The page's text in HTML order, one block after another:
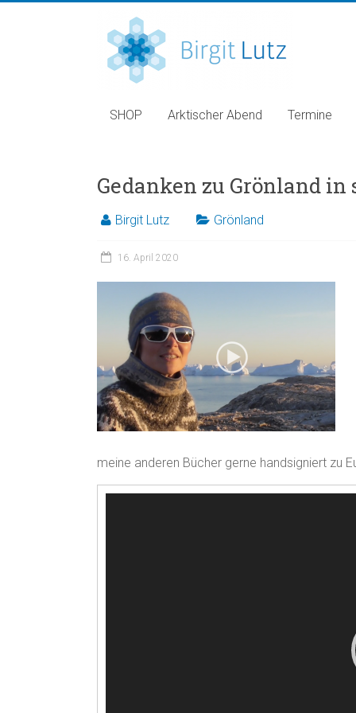
SHOP Arktischer Abend Termine
Gedanken zu Grönland
Birgit Lutz Grönland
16. April 2020
meine anderen Bücher gerne handsigniert zu